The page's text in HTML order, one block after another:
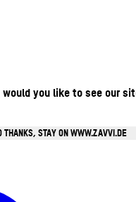
you like to see our
THANKS, STAY ON WWW.ZAVVI.DE